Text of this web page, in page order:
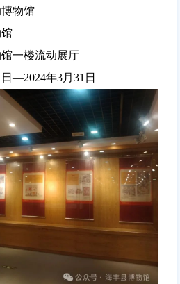
物馆
一楼流动展厅
—2024年3月31日